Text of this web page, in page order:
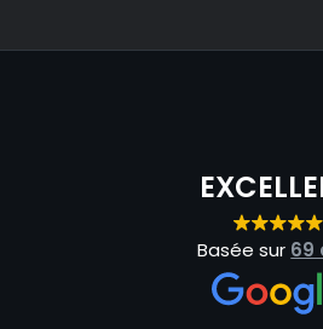
Basée sur 69